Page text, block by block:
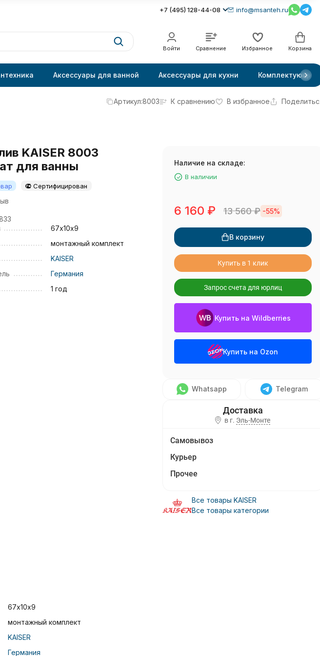
+7 (495) 128-44-08 info@msanteh.ru
Войти Сравнение Избранное Корзина
Аксессуары для ванной Аксессуары для кухни Комплектующие
Артикул:8003 К сравнению В избранное
KAISER 8003
для ванны
Сертифицирован
67х10х9
монтажный комплект
KAISER
Германия
1 год
Наличие на складе:
В наличии
6 160 ₽ 13 560₽ -55%
В корзину
Купить в 1 клик
Запрос счета для юрлиц
Купить на Wildberries
Купить на Ozon
Whatsapp Telegram
в г. Эль-Монте
Самовывоз
Курьер
Прочее
Все товары KAISER
Все товары категории
67х10х9
монтажный комплект
KAISER
Германия